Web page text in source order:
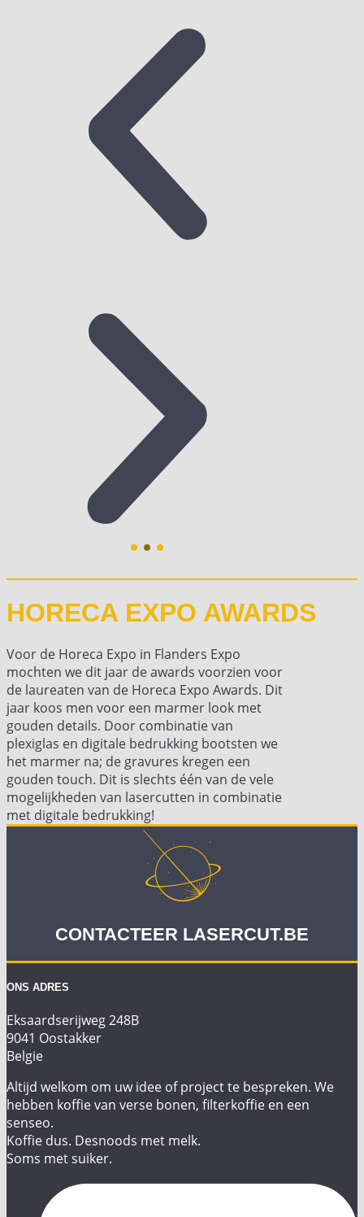
HORECA EXPO AWARDS
Voor de Horeca Expo in Flanders Expo
mochten we dit jaar de awards voorzien voor
de laureaten van de Horeca Expo Awards. Dit
jaar koos men voor een marmer look met
gouden details. Door combinatie van
plexiglas en digitale bedrukking bootsten we
het marmer na; de gravures kregen een
gouden touch. Dit is slechts één van de vele
mogelijkheden van lasercutten in combinatie
met digitale bedrukking!
CONTACTEER LASERCUT.BE
ONS ADRES
Eksaardserijweg 248B
9041 Oostakker
Belgie
Altijd welkom om uw idee of project te bespreken. We
hebben koffie van verse bonen, filterkoffie en een
senseo.
Koffie dus. Desnoods met melk.
Soms met suiker.